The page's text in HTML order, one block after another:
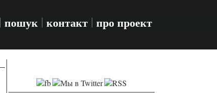
пошук контакт про проект